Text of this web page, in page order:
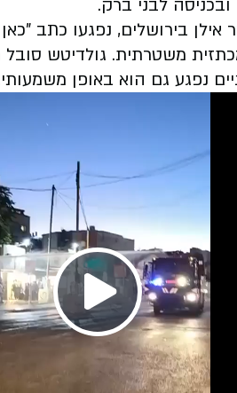
לבני ברק.
אילן בירושלים, נפגעו כתב
משטרתית. גולדיטש
נפגע גם הוא באופן
Play